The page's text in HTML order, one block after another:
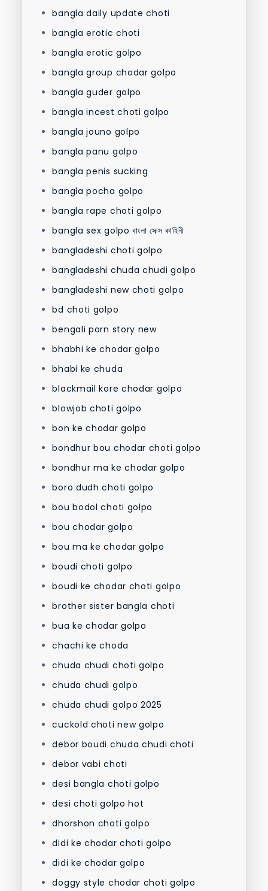
bangla daily update choti
bangla erotic choti
bangla erotic golpo
bangla group chodar golpo
bangla guder golpo
bangla incest choti golpo
bangla jouno golpo
bangla panu golpo
bangla penis sucking
bangla pocha golpo
bangla rape choti golpo
bangla sex golpo বাংলা সেক্স কাহিনী
bangladeshi choti golpo
bangladeshi chuda chudi golpo
bangladeshi new choti golpo
bd choti golpo
bengali porn story new
bhabhi ke chodar golpo
bhabi ke chuda
blackmail kore chodar golpo
blowjob choti golpo
bon ke chodar golpo
bondhur bou chodar choti golpo
bondhur ma ke chodar golpo
boro dudh choti golpo
bou bodol choti golpo
bou chodar golpo
bou ma ke chodar golpo
boudi choti golpo
boudi ke chodar choti golpo
brother sister bangla choti
bua ke chodar golpo
chachi ke choda
chuda chudi choti golpo
chuda chudi golpo
chuda chudi golpo 2025
cuckold choti new golpo
debor boudi chuda chudi choti
debor vabi choti
desi bangla choti golpo
desi choti golpo hot
dhorshon choti golpo
didi ke chodar choti golpo
didi ke chodar golpo
doggy style chodar choti golpo